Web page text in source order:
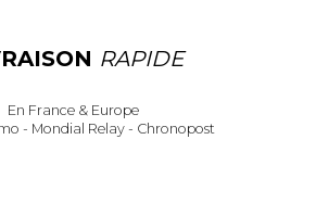
RAPIDE
En France & Europe
- Mondial Relay - Chronopost